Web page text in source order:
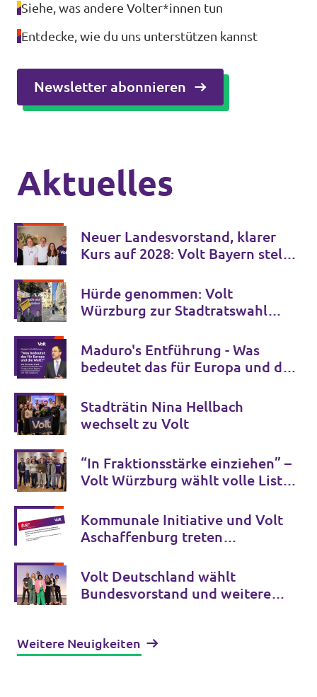
Siehe, was andere Volter*innen tun
Entdecke, wie du uns unterstützen kannst
Newsletter abonnieren
Aktuelles
Neuer Landesvorstand, klarer
Kurs auf 2028: Volt Bayern stellt
in Bamberg für die Zukunft auf
Hürde genommen: Volt
Würzburg zur Stadtratswahl
Maduro's Entführung - Was
bedeutet das für Europa und die
Stadträtin Nina Hellbach
wechselt zu Volt
“In Fraktionsstärke einziehen” –
Volt Würzburg wählt volle Liste
Kommunale Initiative und Volt
Aschaffenburg treten
2026 an
Volt Deutschland wählt
Bundesvorstand und weitere
Weitere Neuigkeiten